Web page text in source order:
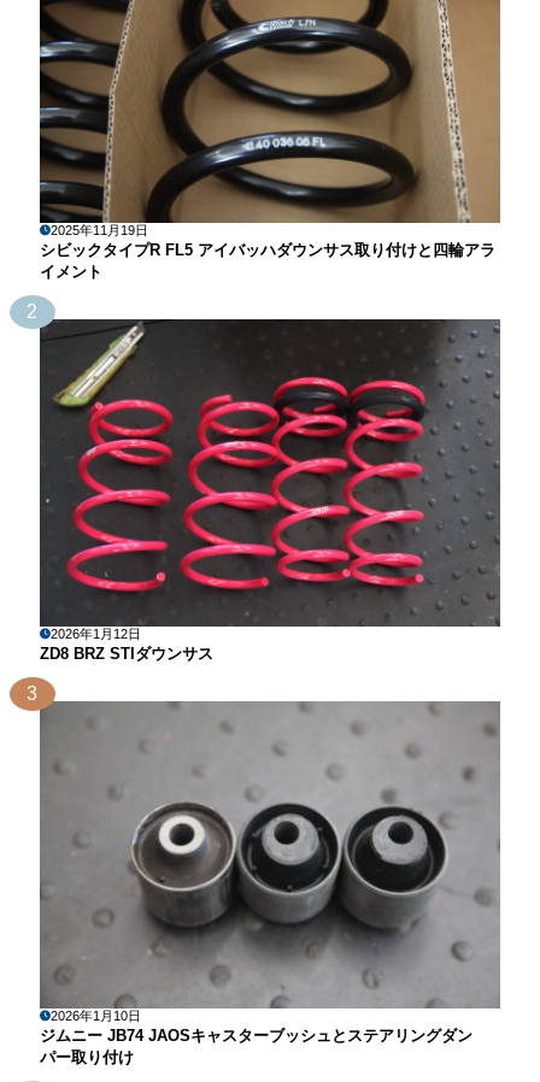
2025年11月19日
シビックタイプR FL5 アイバッハダウンサス取り付けと四輪アラ
イメント
2
2026年1月12日
ZD8 BRZ STIダウンサス
3
2026年1月10日
ジムニー JB74 JAOSキャスターブッシュとステアリングダン
パー取り付け